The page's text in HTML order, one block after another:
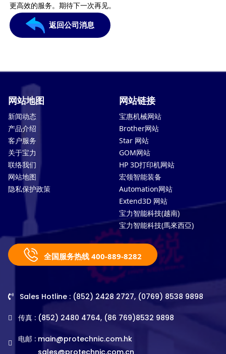
更高效的服务。期待下一次再见。
返回公司消息
网站地图
新闻动态
产品介绍
客户服务
关于宝力
联络我们
网站地图
隐私保护政策
网站链接
宝惠机械网站
Brother网站
Star 网站
GOM网站
HP 3D打印机网站
宏领智能装备
Automation网站
Extend3D 网站
宝力智能科技(越南)
宝力智能科技(馬來西亞)
全国服务热线 400-889-8282
Sales Hotline : (852) 2428 2727, (0769) 8538 9898
传真 : (852) 2480 4764, (86 769)8532 9898
电邮 : main@protechnic.com.hk